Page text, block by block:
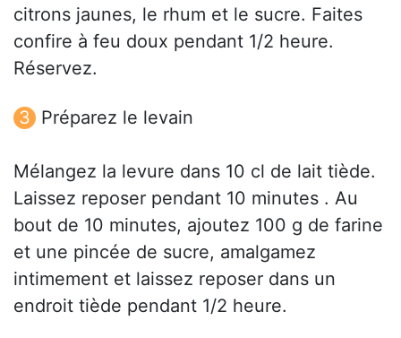
citrons jaunes, le rhum et le sucre. Faites
confire à feu doux pendant 1/2 heure.
Réservez.
Préparez le levain
Mélangez la levure dans 10 cl de lait tiède.
Laissez reposer pendant 10 minutes . Au
bout de 10 minutes, ajoutez 100 g de farine
et une pincée de sucre, amalgamez
intimement et laissez reposer dans un
endroit tiède pendant 1/2 heure.